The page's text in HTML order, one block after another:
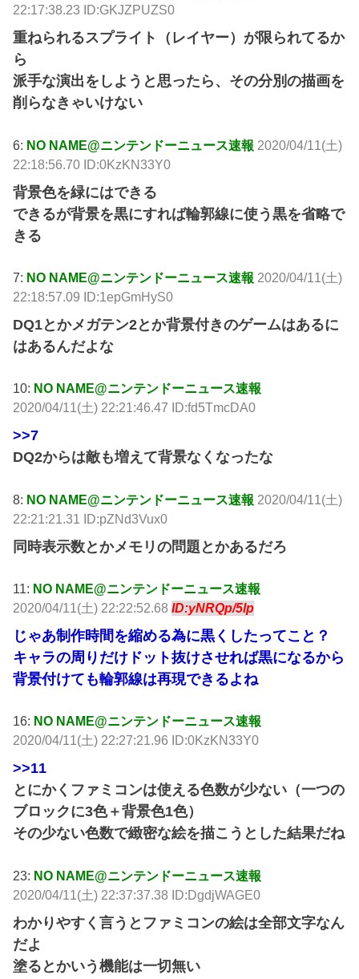
22:17:38.23 ID:GKJZPUZS0
重ねられるスプライト（レイヤー）が限られてるか
ら
派手な演出をしようと思ったら、その分別の描画を
削らなきゃいけない
6: NO NAME@ニンテンドーニュース速報 2020/04/11(土)
22:18:56.70 ID:0KzKN33Y0
背景色を緑にはできる
できるが背景を黒にすれば輪郭線に使う黒を省略で
きる
7: NO NAME@ニンテンドーニュース速報 2020/04/11(土)
22:18:57.09 ID:1epGmHyS0
DQ1とかメガテン2とか背景付きのゲームはあるに
はあるんだよな
10: NO NAME@ニンテンドーニュース速報
2020/04/11(土) 22:21:46.47 ID:fd5TmcDA0
>>7
DQ2からは敵も増えて背景なくなったな
8: NO NAME@ニンテンドーニュース速報 2020/04/11(土)
22:21:21.31 ID:pZNd3Vux0
同時表示数とかメモリの問題とかあるだろ
11: NO NAME@ニンテンドーニュース速報
2020/04/11(土) 22:22:52.68ID:yNRQp/5lp
じゃあ制作時間を縮める為に黒くしたってこと？
キャラの周りだけドット抜けさせれば黒になるから
背景付けても輪郭線は再現できるよね
16: NO NAME@ニンテンドーニュース速報
2020/04/11(土) 22:27:21.96 ID:0KzKN33Y0
>>11
とにかくファミコンは使える色数が少ない（一つの
ブロックに3色＋背景色1色）
その少ない色数で緻密な絵を描こうとした結果だね
23: NO NAME@ニンテンドーニュース速報
2020/04/11(土) 22:37:37.38 ID:DgdjWAGE0
わかりやすく言うとファミコンの絵は全部文字なん
だよ
塗るとかいう機能は一切無い